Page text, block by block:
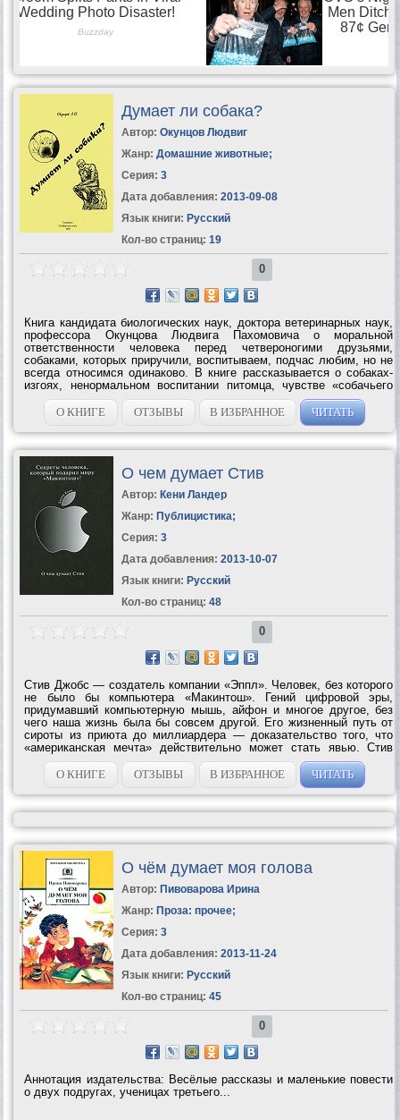
Думает ли собака?
Автор: Окунцов Людвиг
Жанр: Домашние животные;
Серия: 3
Дата добавления: 2013-09-08
Язык книги: Русский
Кол-во страниц: 19
0
Книга кандидата биологических наук, доктора ветеринарных наук,
профессора Окунцова Людвига Пахомовича о моральной
ответственности человека перед четвероногими друзьями,
собаками, которых приручили, воспитываем, подчас любим, но не
всегда относимся одинаково. В книге рассказывается о собаках-
изгоях, ненормальном воспитании питомца, чувстве «собачьего
достоинства», об этологии и психике, возможностях и путях
общения собак друг...
О КНИГЕ ОТЗЫВЫ В ИЗБРАННОЕ ЧИТАТЬ
О чем думает Стив
Автор: Кени Ландер
Жанр: Публицистика;
Серия: 3
Дата добавления: 2013-10-07
Язык книги: Русский
Кол-во страниц: 48
0
Стив Джобс — создатель компании «Эппл». Человек, без которого
не было бы компьютера «Макинтош». Гений цифровой эры,
придумавший компьютерную мышь, айфон и многое другое, без
чего наша жизнь была бы совсем другой. Его жизненный путь от
сироты из приюта до миллиардера — доказательство того, что
«американская мечта» действительно может стать явью. Стив
Джобс — бизнесмен-интеллектуал, мастер нетрадиционных
решений, человек,...
О КНИГЕ ОТЗЫВЫ В ИЗБРАННОЕ ЧИТАТЬ
О чём думает моя голова
Автор: Пивоварова Ирина
Жанр: Проза: прочее;
Серия: 3
Дата добавления: 2013-11-24
Язык книги: Русский
Кол-во страниц: 45
0
Аннотация издательства: Весёлые рассказы и маленькие повести
о двух подругах, ученицах третьего...